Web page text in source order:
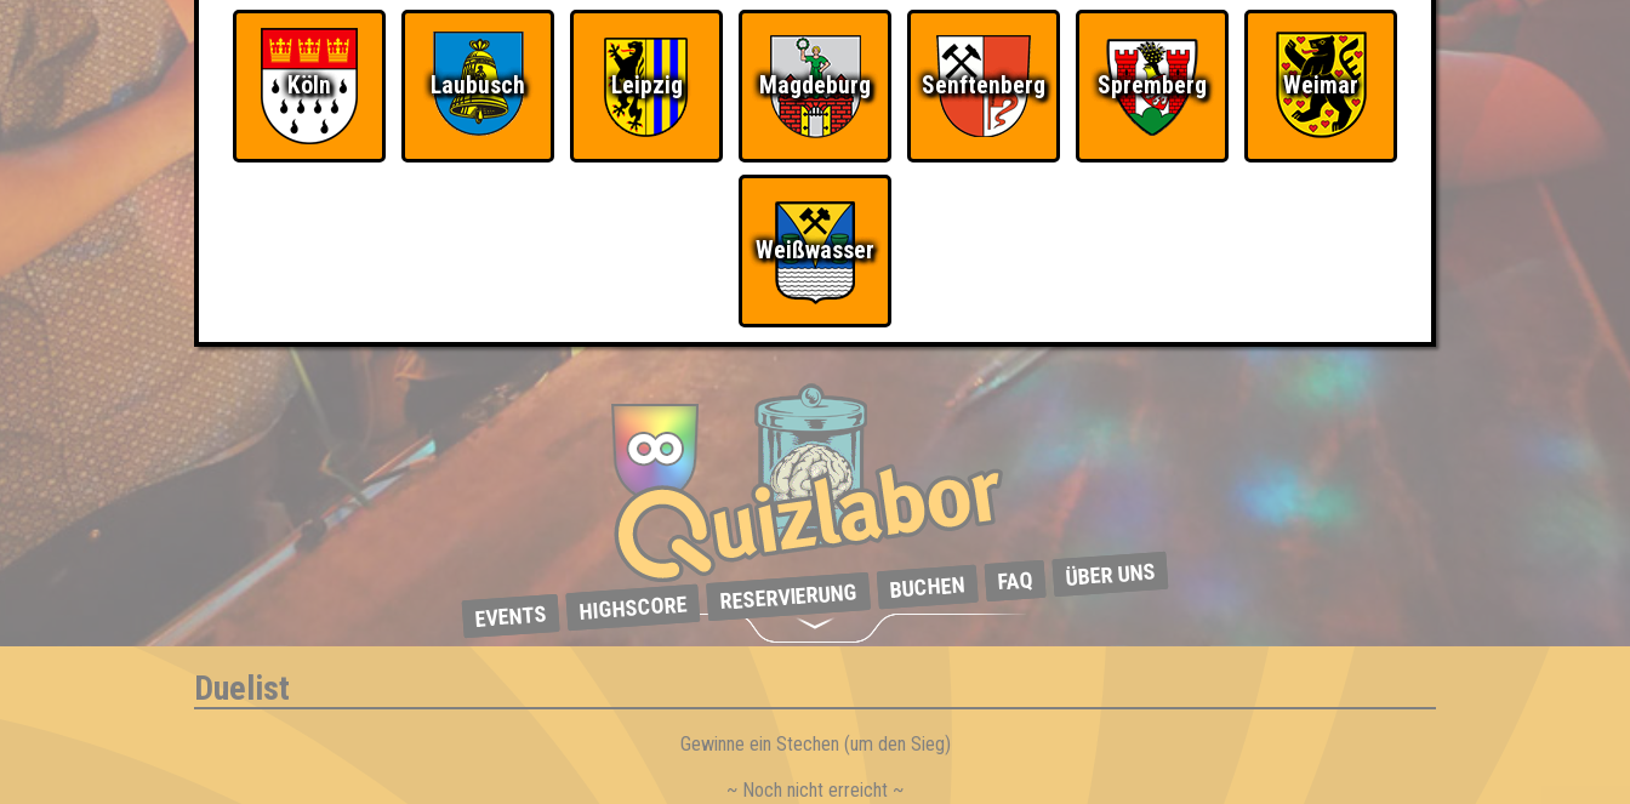
EVENTS HIGHSCORE RESERVIERUNG BUCHEN FAQ ÜBER UNS
Duelist
Gewinne ein Stechen (um den Sieg)
~ Noch nicht erreicht ~
Köln Laubusch Leipzig Magdeburg Senftenberg Spremberg Weimar
Weißwasser